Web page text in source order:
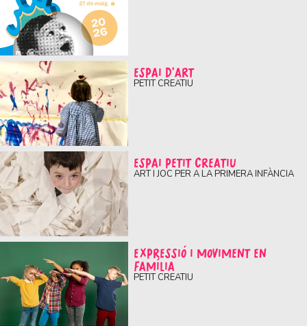
ESPAI D'ART
PETIT CREATIU
ESPAI PETIT CREATIU
ART I JOC PER A LA PRIMERA INFÀNCIA
EXPRESSIÓ I MOVIMENT EN
FAMÍLIA
PETIT CREATIU